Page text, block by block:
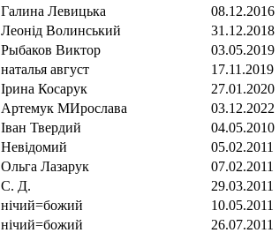
Галина Левицька 08.12.2016
Леонід Волинський 31.12.2018
Рыбаков Виктор 03.05.2019
наталья август 17.11.2019
Ірина Косарук 27.01.2020
Артемук МИрослава 03.12.2022
Іван Твердий 04.05.2010
Невідомий 05.02.2011
Ольга Лазарук 07.02.2011
С. Д. 29.03.2011
нічий=божий 10.05.2011
нічий=божий 26.07.2011